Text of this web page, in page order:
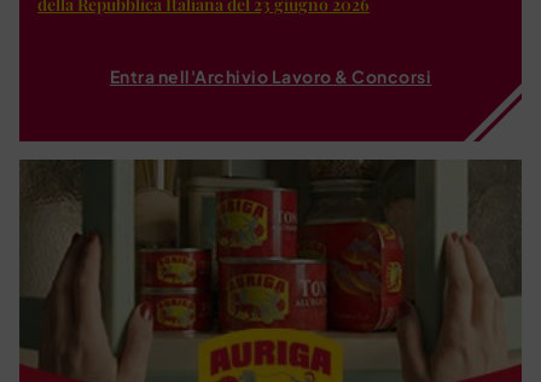
Entra nell'Archivio Lavoro & Concorsi